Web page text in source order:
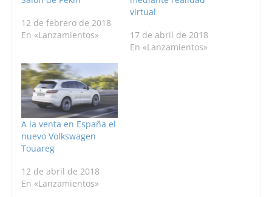
12 de febrero de 2018
En «Lanzamientos»
virtual
17 de abril de 2018
En «Lanzamientos»
A la venta en España el
nuevo Volkswagen
Touareg
12 de abril de 2018
En «Lanzamientos»